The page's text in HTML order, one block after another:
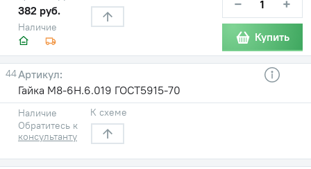
Наличие
382 руб. − +
Купить
44
Гайка М8-6H.6.019 ГОСТ5915-70
Наличие
Обратитесь к
консультанту
К схеме